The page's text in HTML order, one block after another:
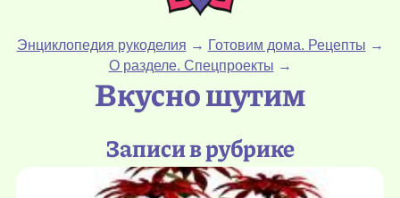
Энциклопедия рукоделия → Готовим дома. Рецепты →
О разделе. Спецпроекты →
Вкусно шутим
Записи в рубрике